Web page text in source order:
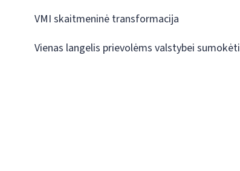
VMI skaitmeninė transformacija
Vienas langelis prievolėms valstybei sumokėti